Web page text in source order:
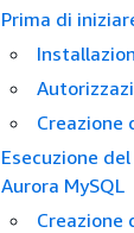
Prima di
Creazione
Esecuzione
Aurora MySQL
Creazione